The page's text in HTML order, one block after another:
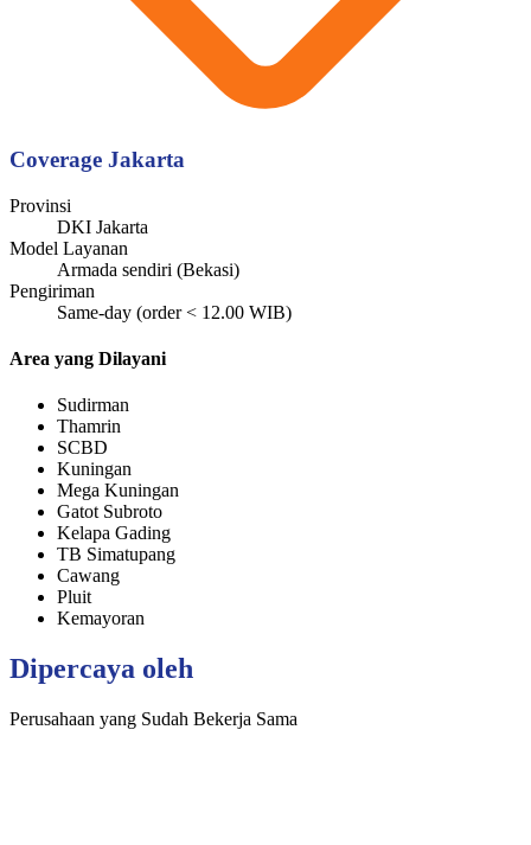
Coverage Jakarta
Provinsi
DKI Jakarta
Model Layanan
Armada sendiri (Bekasi)
Pengiriman
Same-day (order < 12.00 WIB)
Area yang Dilayani
Sudirman
Thamrin
SCBD
Kuningan
Mega Kuningan
Gatot Subroto
Kelapa Gading
TB Simatupang
Cawang
Pluit
Kemayoran
Dipercaya oleh
Perusahaan yang Sudah Bekerja Sama